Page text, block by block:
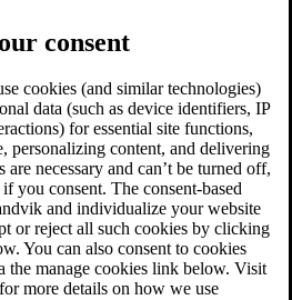
consent
cookies (and similar technologies)
data (such as device identifiers, IP
for essential site functions,
personalizing content, and delivering
are necessary and can’t be turned off,
you consent. The consent-based
and individualize your website
or reject all such cookies by clicking
You can also consent to cookies
the manage cookies link below. Visit
for more details on how we use